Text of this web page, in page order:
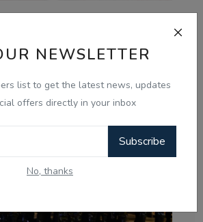
NEWSLETTER
list to get the latest news, updates
offers directly in your inbox
Subscribe
No, thanks
ਅੰਧਾਧੁੰਦ ਗੋਲੀਬਾਰੀ: ਹਥਿਆਰਬੰਦ